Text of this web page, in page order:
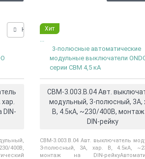
Нашли дешевле?
400В,
Хит
...
3-полюсные автоматические
модульные выключатели
серии CBM 4,5 кА
CBM-3.003.B.04 Авт.
модульный, 3-полюсный, 3А,
В, 4.5кА, ~230/400В, монтаж
DIN-рейку
CBM-3.003.B.04 Авт. выключатель
3-полюсный, 3А, хар. В, 4.5кА,
монтаж на DIN-